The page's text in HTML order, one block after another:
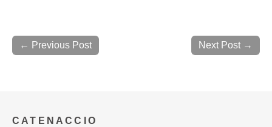
Next Post →
← Previous Post
CATENACCIO